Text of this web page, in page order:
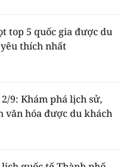
top 5 quốc gia được du
thích nhất
9: Khám phá lịch sử,
văn hóa được du khách